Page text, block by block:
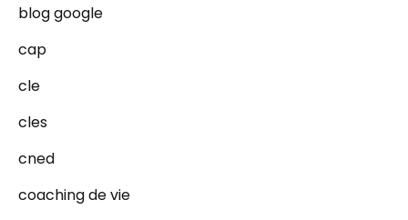
blog google
cap
cle
cles
cned
coaching de vie